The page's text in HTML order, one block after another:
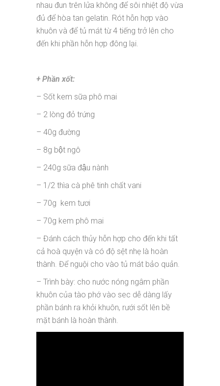
nhau đun trên lửa không để sôi nhiệt độ vừa
đủ để hòa tan gelatin. Rót hỗn hợp vào
khuôn và để tủ mát từ 4 tiếng trở lên cho
đến khi phần hỗn hợp đông lại.
+ Phần xốt:
– Sốt kem sữa phô mai
– 2 lòng đỏ trứng
– 40g đường
– 8g bột ngô
– 240g sữa đậu nành
– 1/2 thìa cà phê tinh chất vani
– 70g kem tươi
– 70g kem phô mai
– Đánh cách thủy hỗn hợp cho đến khi tất
cả hoà quyện và có độ sệt nhẹ là hoàn
thành. Để nguội cho vào tủ mát bảo quản.
– Trình bày: cho nước nóng ngâm phần
khuôn của tào phớ vào sec dễ dàng lấy
phần bánh ra khỏi khuôn, rưới sốt lên bề
mặt bánh là hoàn thành.